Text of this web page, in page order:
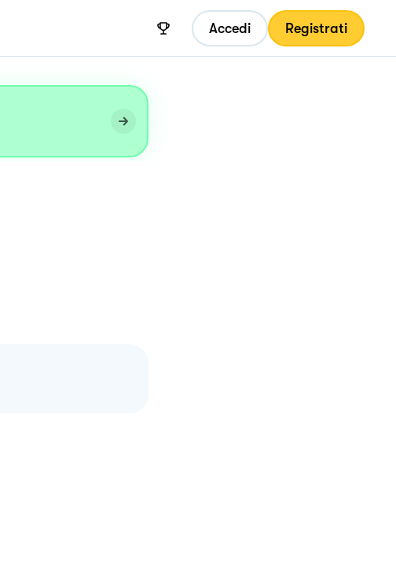
Accedi Registrati